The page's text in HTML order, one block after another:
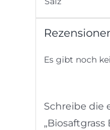
Es gibt noch
Schreibe die